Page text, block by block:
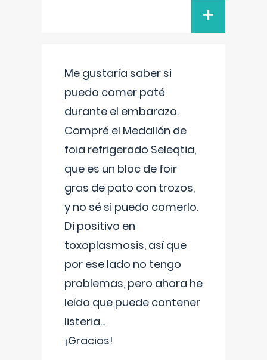
+
Me gustaría saber si
puedo comer paté
durante el embarazo.
Compré el Medallón de
foia refrigerado Seleqtia,
que es un bloc de foir
gras de pato con trozos,
y no sé si puedo comerlo.
Di positivo en
toxoplasmosis, así que
por ese lado no tengo
problemas, pero ahora he
leído que puede contener
listeria...
¡Gracias!